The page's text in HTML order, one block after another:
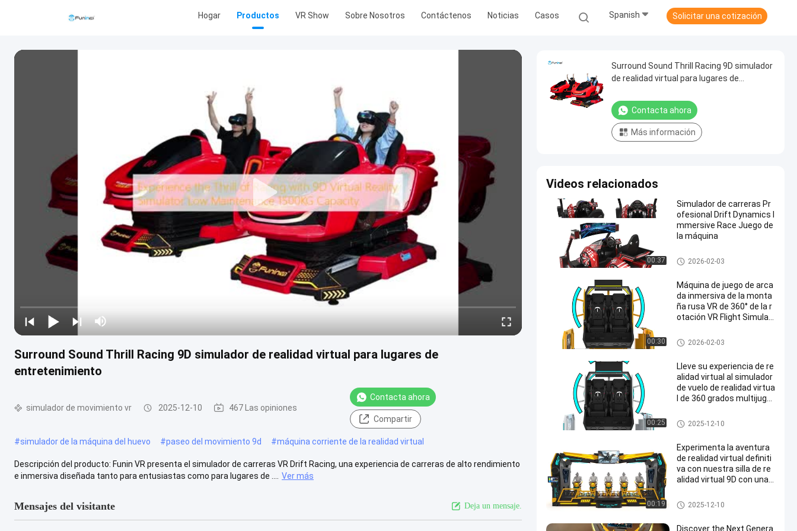
Hogar Productos VR Show Sobre Nosotros Contáctenos Noticias Casos Spanish Solicitar una cotización
Surround Sound Thrill Racing 9D simulador de realidad virtual para lugares de
entretenimiento
simulador de movimiento vr 2025-12-10 467 Las opiniones
Contacta ahora
Compartir
#simulador de la máquina del huevo #paseo del movimiento 9d #máquina corriente de la realidad virtual
Descripción del producto: Funin VR presenta el simulador de carreras VR Drift Racing, una experiencia de carreras de alto rendimiento
e inmersiva diseñada tanto para entusiastas como para lugares de ....
Ver más
Mensajes del visitante Deja un mensaje.
Surround Sound Thrill Racing 9D simulador
de realidad virtual para lugares de
Contacta ahora
Más información
Videos relacionados
00:37
Simulador de carreras Pr
ofesional Drift Dynamics I
mmersive Race Juego de
la máquina
simulador de movimiento vr
2026-02-03
00:30
Máquina de juego de arca
da inmersiva de la monta
ña rusa VR de 360° de la r
otación VR Flight Simulat
simulador de movimiento vr
2026-02-03
00:25
Lleve su experiencia de re
alidad virtual al simulador
de vuelo de realidad virtua
l de 360 grados multijuga
simulador de movimiento vr
2025-12-10
00:19
Experimenta la aventura
de realidad virtual definiti
va con nuestra silla de re
alidad virtual 9D con una c
una capacidad de 3146 kg
simulador de movimiento vr
2025-12-10
Discover the Next Genera